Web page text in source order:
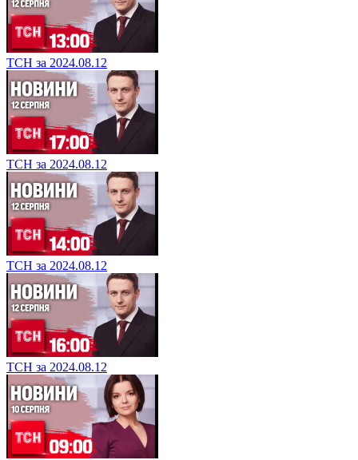
ТСН за 2024.08.12
ТСН за 2024.08.12
ТСН за 2024.08.12
ТСН за 2024.08.12